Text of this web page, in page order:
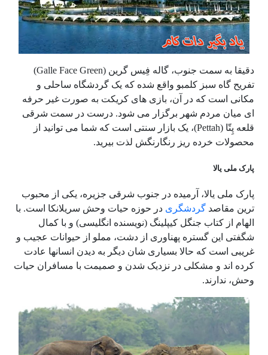
دقیقا به سمت جنوب، گاله فِیس گرین (Galle Face Green)
تفریح گاه سبز کلمبو واقع شده که یک گردشگاه ساحلی و
مکانی است که در آن، بازی های کریکت به صورت غیر حرفه
ای میان مردم شهر برگزار می شود. درست در سمت شرقی
قلعه پِتّا (Pettah)، یک بازار سنتی است که شما می توانید از
محصولات خرده ریز رنگارنگش لذت بیرید.
پارک ملی یالا
پارک ملی یالا، آرمیده در جنوب شرقی جزیره، یکی از محبوب
ترین مقاصد گردشگری در حوزه حیات وحش سریلانکا است. با
الهام از کتاب جنگل کیپلینگ (نویسنده انگلیسی) و با کمال
شگفتی این گستره پهناوری از دشت، مملو از حیوانات عجیب و
غریبی است که حالا بسیاری شان دیگر به دیدن انسانها عادت
کرده اند و مشکلی در نزدیک شدن و صمیمت با مسافران حیات
وحش، ندارند.